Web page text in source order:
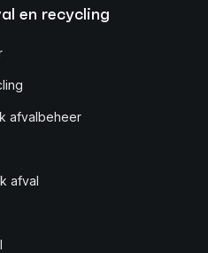
en recycling
afvalbeheer
afval